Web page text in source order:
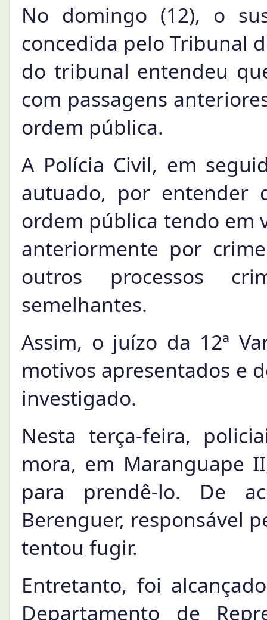
No domingo (12), o
concedida pelo Tribunal
do tribunal entendeu
com passagens
ordem pública.
A Polícia Civil, em
autuado, por entender
ordem pública tendo em
anteriormente por
outros processos
semelhantes.
Assim, o juízo da 12ª
motivos apresentados e
investigado.
Nesta terça-feira,
mora, em Maranguape
para prendê-lo. De
Berenguer, responsável
tentou fugir.
Entretanto, foi
Departamento de